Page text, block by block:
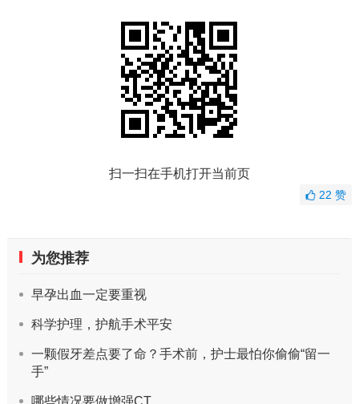
扫一扫在手机打开当前页
22赞
为您推荐
早孕出血一定要重视
科学护理，护航手术平安
一颗假牙差点要了命？手术前，护士最怕你偷偷“留一
手”
哪些情况要做增强CT